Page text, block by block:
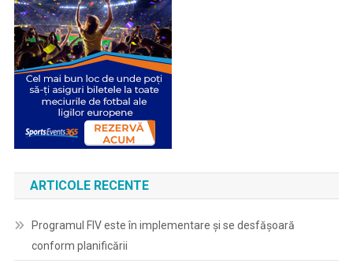
ARTICOLE RECENTE
Programul FIV este în implementare și se desfășoară
conform planificării